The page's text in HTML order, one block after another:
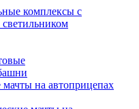
комплексы с
мачты на автоприцепах